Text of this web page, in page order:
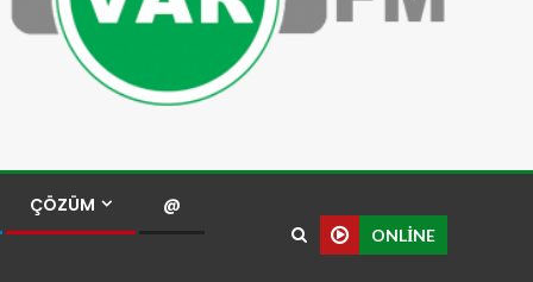
ÇÖZÜM @
ONLINE